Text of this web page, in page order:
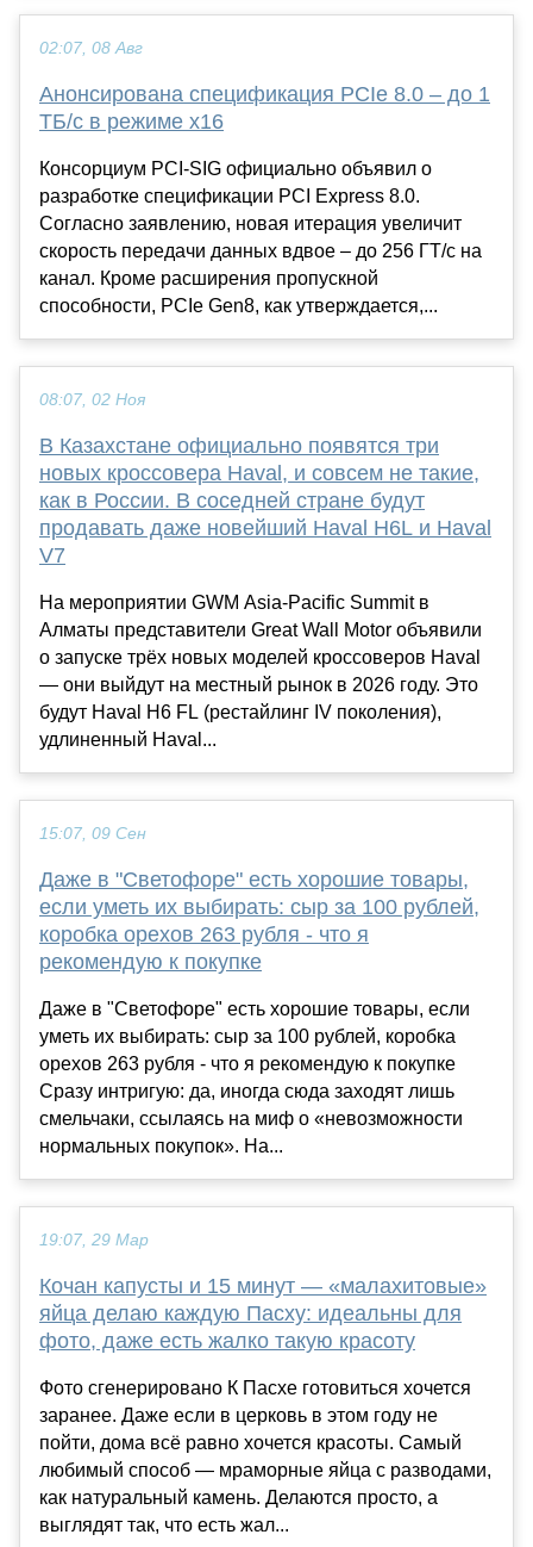
02:07, 08 Авг
Анонсирована спецификация PCIe 8.0 – до 1
ТБ/с в режиме x16
Консорциум PCI-SIG официально объявил о
разработке спецификации PCI Express 8.0.
Согласно заявлению, новая итерация увеличит
скорость передачи данных вдвое – до 256 ГТ/с на
канал. Кроме расширения пропускной
способности, PCIe Gen8, как утверждается,...
08:07, 02 Ноя
В Казахстане официально появятся три
новых кроссовера Haval, и совсем не такие,
как в России. В соседней стране будут
продавать даже новейший Haval H6L и Haval
V7
На мероприятии GWM Asia-Pacific Summit в
Алматы представители Great Wall Motor объявили
о запуске трёх новых моделей кроссоверов Haval
— они выйдут на местный рынок в 2026 году. Это
будут Haval H6 FL (рестайлинг IV поколения),
удлиненный Haval...
15:07, 09 Сен
Даже в "Светофоре" есть хорошие товары,
если уметь их выбирать: сыр за 100 рублей,
коробка орехов 263 рубля - что я
рекомендую к покупке
Даже в "Светофоре" есть хорошие товары, если
уметь их выбирать: сыр за 100 рублей, коробка
орехов 263 рубля - что я рекомендую к покупке
Сразу интригую: да, иногда сюда заходят лишь
смельчаки, ссылаясь на миф о «невозможности
нормальных покупок». На...
19:07, 29 Мар
Кочан капусты и 15 минут — «малахитовые»
яйца делаю каждую Пасху: идеальны для
фото, даже есть жалко такую красоту
Фото сгенерировано К Пасхе готовиться хочется
заранее. Даже если в церковь в этом году не
пойти, дома всё равно хочется красоты. Самый
любимый способ — мраморные яйца с разводами,
как натуральный камень. Делаются просто, а
выглядят так, что есть жал...